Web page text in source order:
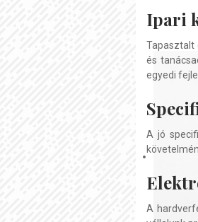
Ipari
Tapasztalt
és
egyedi
A jó
A